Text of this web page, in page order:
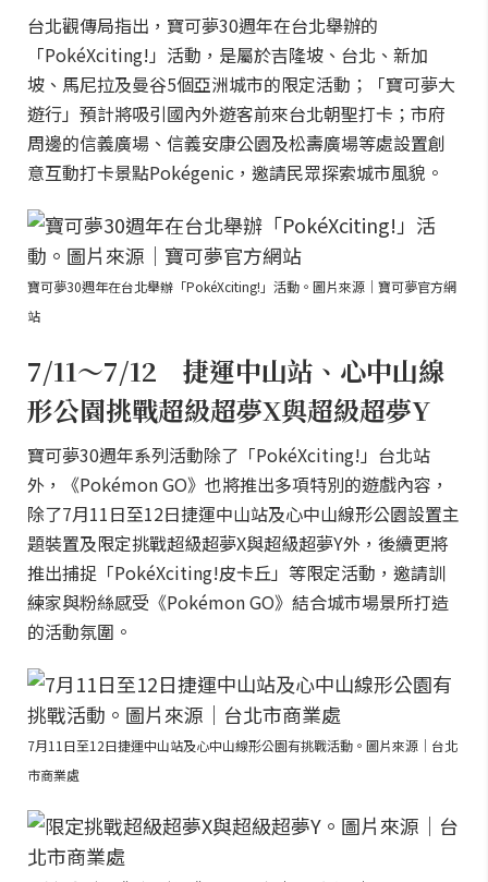
台北觀傳局指出，寶可夢30週年在台北舉辦的
「PokéXciting!」活動，是屬於吉隆坡、台北、新加
坡、馬尼拉及曼谷5個亞洲城市的限定活動；「寶可夢大
遊行」預計將吸引國內外遊客前來台北朝聖打卡；市府
周邊的信義廣場、信義安康公園及松壽廣場等處設置創
意互動打卡景點Pokégenic，邀請民眾探索城市風貌。
寶可夢30週年在台北舉辦「PokéXciting!」活動。圖片來源｜寶可夢官方網
站
7/11～7/12 捷運中山站、心中山線
形公園挑戰超級超夢X與超級超夢Y
寶可夢30週年系列活動除了「PokéXciting!」台北站
外，《Pokémon GO》也將推出多項特別的遊戲內容，
除了7月11日至12日捷運中山站及心中山線形公園設置主
題裝置及限定挑戰超級超夢X與超級超夢Y外，後續更將
推出捕捉「PokéXciting!皮卡丘」等限定活動，邀請訓
練家與粉絲感受《Pokémon GO》結合城市場景所打造
的活動氛圍。
7月11日至12日捷運中山站及心中山線形公園有挑戰活動。圖片來源｜台北
市商業處